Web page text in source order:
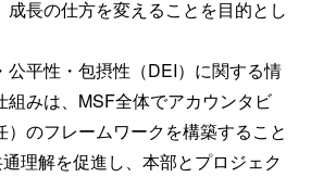
成長の仕方を変えることを目的とし
公平性・包摂性（DEI）に関する情
組みは、MSF全体でアカウンタビ
）のフレームワークを構築すること
理解を促進し、本部とプロジェク